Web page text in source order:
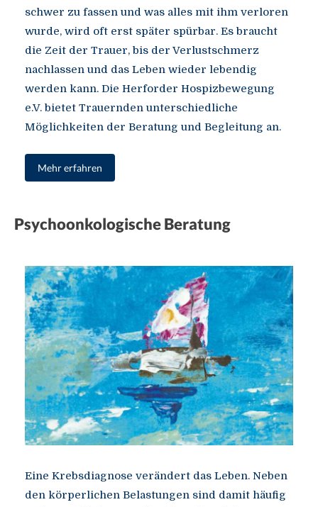
schwer zu fassen und was alles mit ihm verloren
wurde, wird oft erst später spürbar. Es braucht
die Zeit der Trauer, bis der Verlustschmerz
nachlassen und das Leben wieder lebendig
werden kann. Die Herforder Hospizbewegung
e.V. bietet Trauernden unterschiedliche
Möglichkeiten der Beratung und Begleitung an.
Mehr erfahren
Psychoonkologische Beratung
Eine Krebsdiagnose verändert das Leben. Neben
den körperlichen Belastungen sind damit häufig